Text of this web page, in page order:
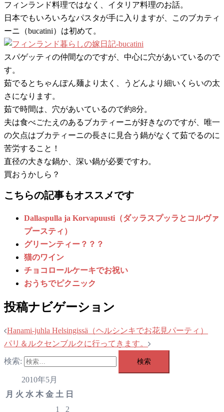
フィンランド料理ではなく、イタリア料理のお話。
日本でもいろいろなパスタが手に入りますが、このブカティ
ーニ（bucatini）は初めて。
スパゲッティの仲間なのですが、中心に穴があいているので
す。
茹でるとちゃんぽん麺より太く、うどんより細いくらいの太
さになります。
茹で時間は、穴があいているので約8分。
夫は食べごたえのあるブカティーニが好きなのですが、唯一
の欠点はブカティーニの長さに見合う鍋がなくて茹でるのに
苦労すること！
直径の大きな鍋か、深い鍋が必要ですわ。
買おうかしら？
こちらの記事もオススメです
Dallaspulla ja Korvapuusti（ダッラスプッラとコルヴァ
プースティ）
グリーンティー？？？
猫のワイン
チョコロールケーキでお祝い
おうちでピクニック
投稿ナビゲーション
Hanami-juhla Helsingissä（ヘルシンキでお花見パーティ）
パリ＆ルクセンブルクに行ってきます。
検索:
2010年5月
月 火 水 木 金 土 日
1
2